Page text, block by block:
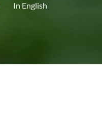
In English